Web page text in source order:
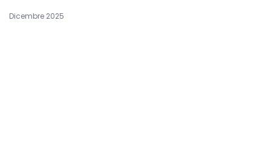
Dicembre 2025